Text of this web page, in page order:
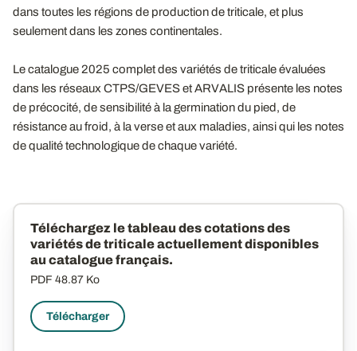
dans toutes les régions de production de triticale, et plus
seulement dans les zones continentales.
Le catalogue 2025 complet des variétés de triticale évaluées
dans les réseaux CTPS/GEVES et ARVALIS présente les notes
de précocité, de sensibilité à la germination du pied, de
résistance au froid, à la verse et aux maladies, ainsi qui les notes
de qualité technologique de chaque variété.
Téléchargez le tableau des cotations des
variétés de triticale actuellement disponibles
au catalogue français.
PDF 48.87 Ko
Télécharger